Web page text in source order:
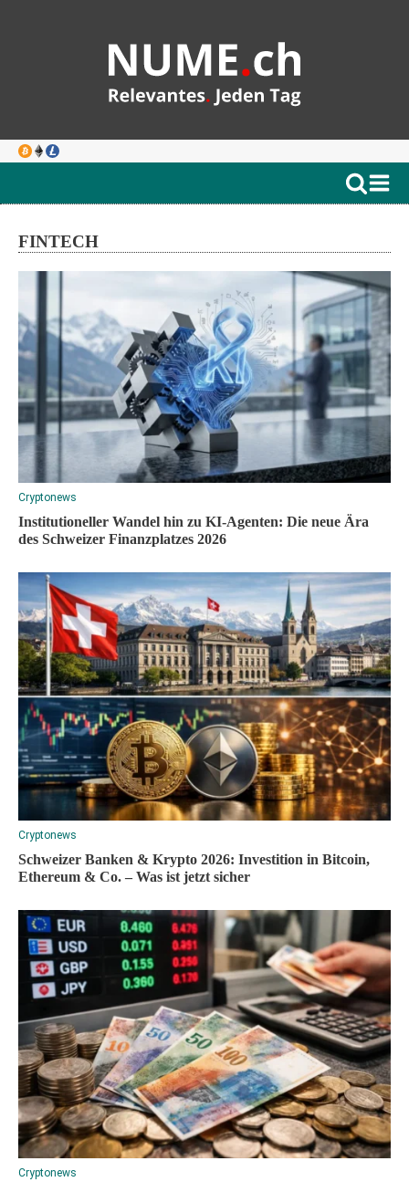
FINTECH
Cryptonews
Institutioneller Wandel hin zu KI-Agenten: Die neue Ära
des Schweizer Finanzplatzes 2026
Cryptonews
Schweizer Banken & Krypto 2026: Investition in Bitcoin,
Ethereum & Co. – Was ist jetzt sicher
Cryptonews